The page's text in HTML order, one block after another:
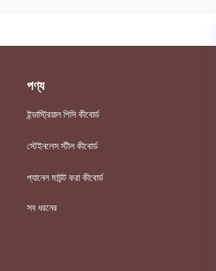
পণ্য
ইন্ডাস্ট্রিয়াল পিসি কীবোর্ড
স্টেইনলেস স্টীল কীবোর্ড
প্যানেল মাউন্ট করা কীবোর্ড
সব ধরনের